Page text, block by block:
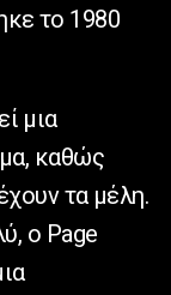
το 1980
μια
καθώς
τα μέλη.
ο Page